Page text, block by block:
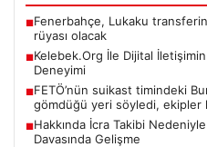
■Fenerbahçe, Lukaku
rüyası olacak
■Kelebek.Org İle Dijital
Deneyimi
■FETÖ’nün suikast timindeki
gömdüğü yeri söyledi, ekipler
■Hakkında İcra Takibi
Davasında Gelişme